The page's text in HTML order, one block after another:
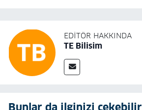
EDITÖR HAKKINDA
TE Bilisim